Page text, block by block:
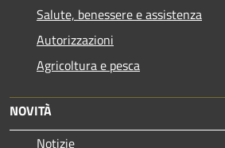
Salute, benessere e assistenza
Autorizzazioni
Agricoltura e pesca
NOVITÀ
Notizie